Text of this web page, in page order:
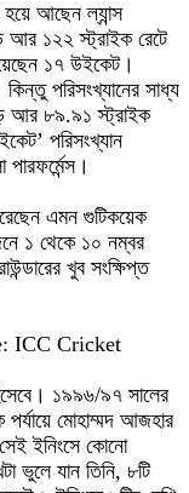
হয়ে আছেন ল্যান্স
আর ১২২ স্ট্রাইক রেটে
১৭ উইকেট।
কিন্তু পরিসংখ্যানের সাধ্য
আর ৮৯.৯১ স্ট্রাইক
পরিসংখ্যান
এমন গুটিকয়েক
১ থেকে ১০ নম্বর
খুব সংক্ষিপ্ত
ICC Cricket
১৯৯৬/৯৭ সালের
মোহাম্মদ আজহার
ইনিংসে কোনো
ভুলে যান তিনি, ৮টি